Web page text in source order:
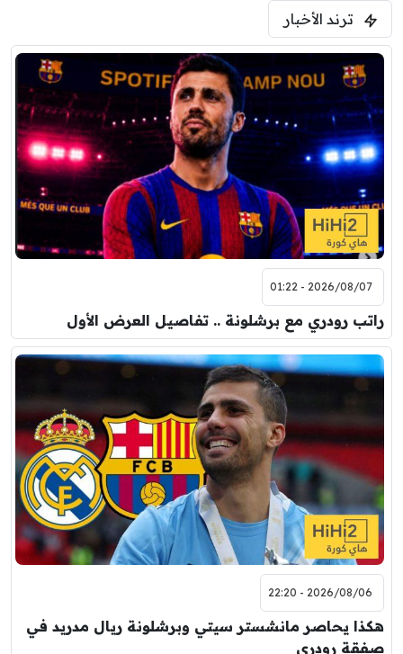
ترند الأخبار
2026/08/07 - 01:22
راتب رودري مع برشلونة .. تفاصيل العرض الأول
2026/08/06 - 22:20
هكذا يحاصر مانشستر سيتي وبرشلونة ريال مدريد في
صفقة رودري